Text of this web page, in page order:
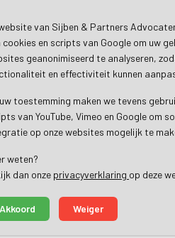
van Sijben & Partners
cookies en scripts van Google om uw
geanonimiseerd te analyseren,
en effectiviteit kunnen
toestemming maken we tevens
van YouTube, Vimeo en Google om
op onze websites mogelijk te
weten?
dan onze privacyverklaring op deze
Akkoord Weiger
Bezoekadres De Bilt
Soestdijkseweg Zuid 13
3732 HC De Bilt (Utrecht)